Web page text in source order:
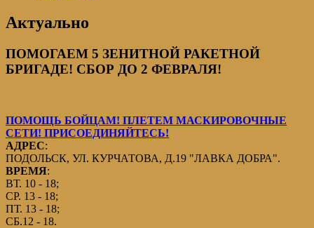
Актуально
ПОМОГАЕМ 5 ЗЕНИТНОЙ РАКЕТНОЙ
БРИГАДЕ! СБОР ДО 2 ФЕВРАЛЯ!
ПОМОЩЬ БОЙЦАМ! ПЛЕТЕМ МАСКИРОВОЧНЫЕ
СЕТИ! ПРИСОЕДИНЯЙТЕСЬ!
АДРЕС:
ПОДОЛЬСК, УЛ. КУРЧАТОВА, Д.19 "ЛАВКА ДОБРА".
ВРЕМЯ:
ВТ. 10 - 18;
СР. 13 - 18;
ПТ. 13 - 18;
СБ.12 - 18.